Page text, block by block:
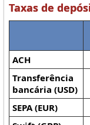
Taxas de
ACH
Transferência
bancária (USD)
SEPA (EUR)